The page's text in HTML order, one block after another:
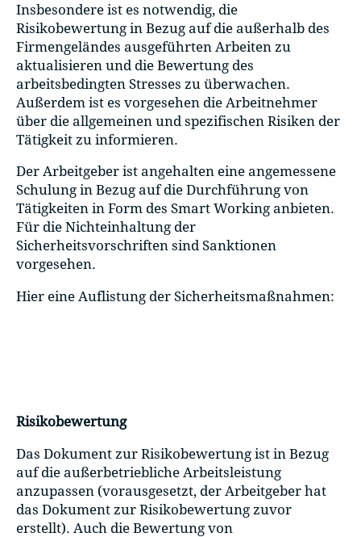
Insbesondere ist es notwendig, die
Risikobewertung in Bezug auf die außerhalb des
Firmengeländes ausgeführten Arbeiten zu
aktualisieren und die Bewertung des
arbeitsbedingten Stresses zu überwachen.
Außerdem ist es vorgesehen die Arbeitnehmer
über die allgemeinen und spezifischen Risiken der
Tätigkeit zu informieren.
Der Arbeitgeber ist angehalten eine angemessene
Schulung in Bezug auf die Durchführung von
Tätigkeiten in Form des Smart Working anbieten.
Für die Nichteinhaltung der
Sicherheitsvorschriften sind Sanktionen
vorgesehen.
Hier eine Auflistung der Sicherheitsmaßnahmen:
Risikobewertung
Das Dokument zur Risikobewertung ist in Bezug
auf die außerbetriebliche Arbeitsleistung
anzupassen (vorausgesetzt, der Arbeitgeber hat
das Dokument zur Risikobewertung zuvor
erstellt). Auch die Bewertung von